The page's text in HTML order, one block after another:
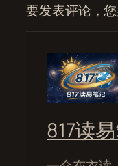
要发表评论，
817读